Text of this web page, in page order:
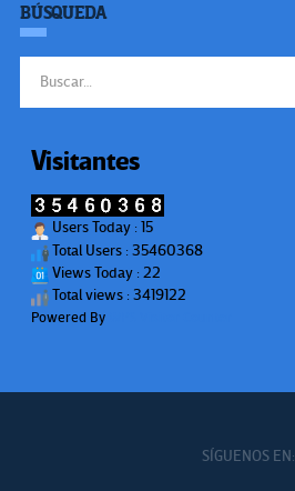
BÚSQUEDA
Visitantes
Users Today : 15
Total Users : 35460368
Views Today : 22
Total views : 3419122
Powered By
SÍGUENOS EN: